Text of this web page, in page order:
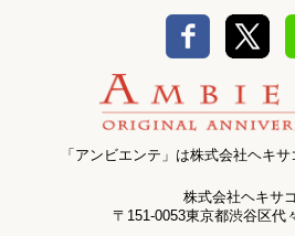
「アンビエンテ」は株式会社ヘキサ
株式会社ヘキサ
〒151-0053東京都渋谷区代